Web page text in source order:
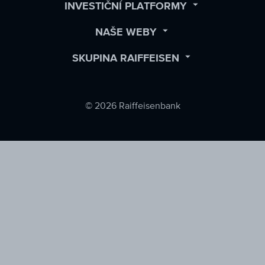
INVESTIČNÍ PLATFORMY OPEN
NAŠE WEBY OPEN
SKUPINA RAIFFEISEN OPEN
© 2026 Raiffeisenbank